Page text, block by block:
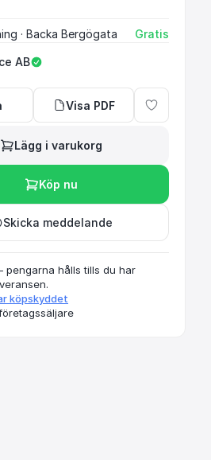
· Backa Bergögata Gratis
AB
Visa PDF
Lägg i varukorg
Köp nu
Skicka meddelande
pengarna hålls tills du har
köpskyddet